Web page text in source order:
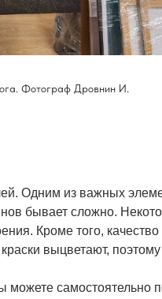
Фотограф Дровнин И.
Одним из важных
бывает сложно.
Кроме того, качество
выцветают,
самостоятельно